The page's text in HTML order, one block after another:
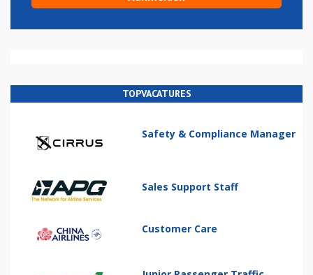
TOPVACATURES
Safety & Compliance Manager
Sales Support Staff
Customer Care